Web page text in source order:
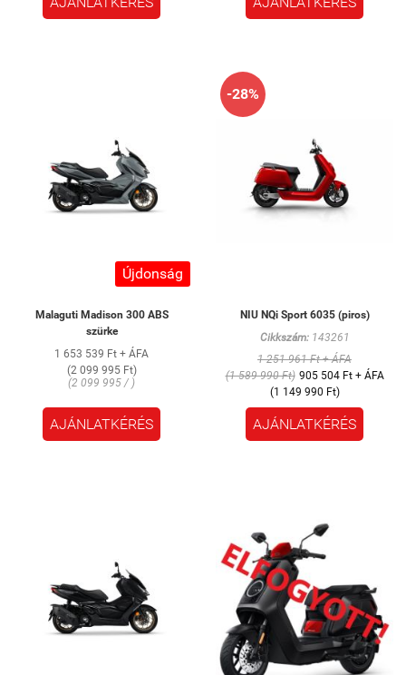
Újdonság
Malaguti Madison 300 ABS
szürke
1 653 539 Ft + ÁFA
(2 099 995 Ft)
(2 099 995 / )
AJÁNLATKÉRÉS
-28%
NIU NQi Sport 6035 (piros)
Cikkszám:143261
1 251 961 Ft + ÁFA
(1 589 990 Ft) 905 504 Ft + ÁFA
(1 149 990 Ft)
AJÁNLATKÉRÉS